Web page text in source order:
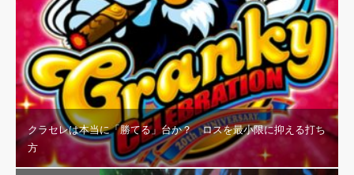
クラセレは本当に「勝てる」台か？ ロスを最小限に抑える打ち
方